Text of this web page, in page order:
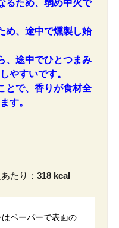
るため、弱め中火で
め、途中で燻製し始
、途中でひとつまみ
やすいです。
とで、香りが食材全
す。
あたり ： 318 kcal
ペーパーで表面の